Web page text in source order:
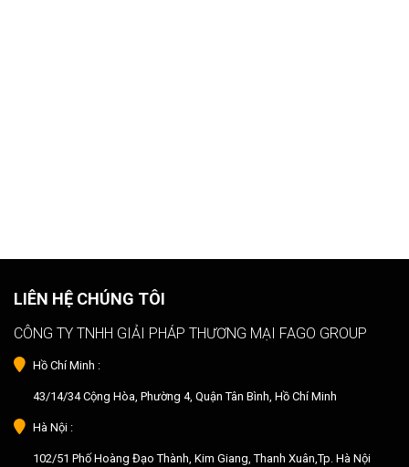
LIÊN HỆ CHÚNG TÔI
CÔNG TY TNHH GIẢI PHÁP THƯƠNG MẠI FAGO GROUP
Hồ Chí Minh :
43/14/34 Cộng Hòa, Phường 4, Quận Tân Bình, Hồ Chí Minh
Hà Nội :
102/51 Phố Hoàng Đạo Thành, Kim Giang, Thanh Xuân,Tp. Hà Nội